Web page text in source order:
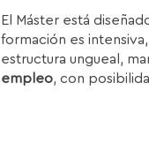
was:
1.850,00€.
is:
El Máster está
formación es
estructura ungueal,
empleo, con